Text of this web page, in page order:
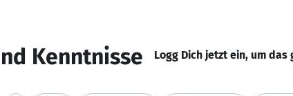
Kenntnisse Logg Dich jetzt ein, um das